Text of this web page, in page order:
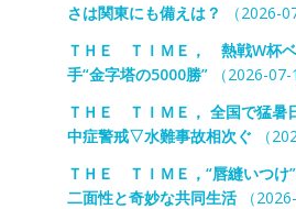
さは関東にも備えは？
（2026-
ＴＨＥ ＴＩＭＥ， 熱戦W杯
手“金字塔の5000勝”（2026-07-
ＴＨＥ ＴＩＭＥ， 全国で猛暑
中症警戒▽水難事故相次ぐ （
ＴＨＥ ＴＩＭＥ，“唇縫いつけ
二面性と奇妙な共同生活（2026-